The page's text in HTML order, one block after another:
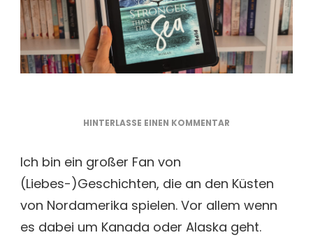
HINTERLASSE EINEN KOMMENTAR
SEA
ANNA
AUGUSTIN
Ich bin ein großer Fan von
(Liebes-)Geschichten, die an den Küsten
von Nordamerika spielen. Vor allem wenn
es dabei um Kanada oder Alaska geht.